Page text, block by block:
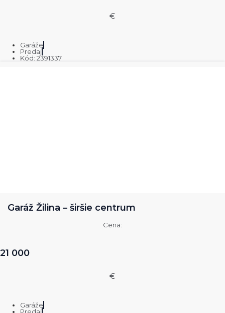
€
Garáže
Predaj
Kód: 2391337
Garáž Žilina – širšie centrum
Cena:
21 000
€
Garáže